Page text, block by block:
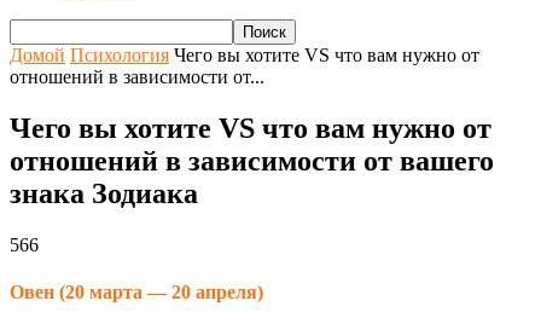
Домой Психология Чего вы хотите VS что вам нужно от
отношений в зависимости от...
Чего вы хотите VS что вам нужно от
отношений в зависимости от вашего
знака Зодиака
566
Овен (20 марта — 20 апреля)